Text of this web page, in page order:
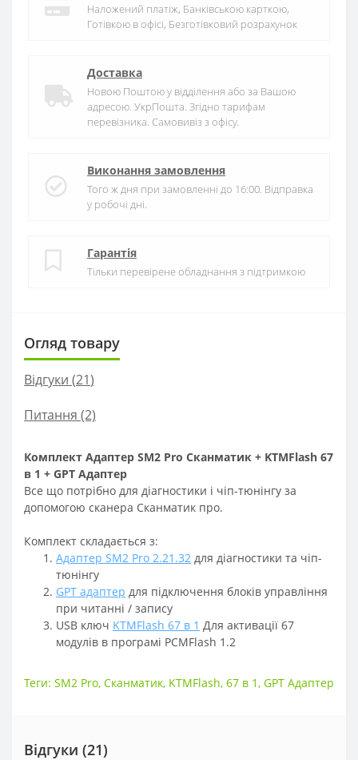
Наложений платіж, Банківською карткою,
Готівкою в офісі, Безготівковий розрахунок
Доставка
Новою Поштою у відділення або за Вашою
адресою. УкрПошта. Згідно тарифам
перевізника. Самовивіз з офісу.
Виконання замовлення
Того ж дня при замовленні до 16:00. Відправка
у робочі дні.
Гарантія
Тільки перевірене обладнання з підтримкою
Огляд товару
Відгуки (21)
Питання (2)
Комплект Адаптер SM2 Pro Сканматик + KTMFlash 67
в 1 + GPT Адаптер
Все що потрібно для діагностики і чіп-тюнінгу за
допомогою сканера Сканматик про.
Комплект складається з:
Адаптер SM2 Pro 2.21.32 для діагностики та чіп-
тюнінгу
GPT адаптер для підключення блоків управління
при читанні / запису
USB ключ KTMFlash 67 в 1 Для активації 67
модулів в програмі PCMFlash 1.2
Теги: SM2 Pro, Сканматик, KTMFlash, 67 в 1 , GPT Адаптер
Відгуки (21)